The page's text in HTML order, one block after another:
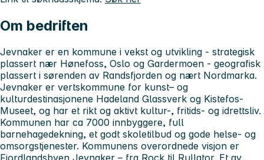
Om bedriften
Jevnaker er en kommune i vekst og utvikling - strategisk
plassert nær Hønefoss, Oslo og Gardermoen - geografisk
plassert i sørenden av Randsfjorden og nært Nordmarka.
Jevnaker er vertskommune for kunst– og
kulturdestinasjonene Hadeland Glassverk og Kistefos-
Museet, og har et rikt og aktivt kultur-, fritids- og idrettsliv.
Kommunen har ca 7000 innbyggere, full
barnehagedekning, et godt skoletilbud og gode helse- og
omsorgstjenester. Kommunens overordnede visjon er